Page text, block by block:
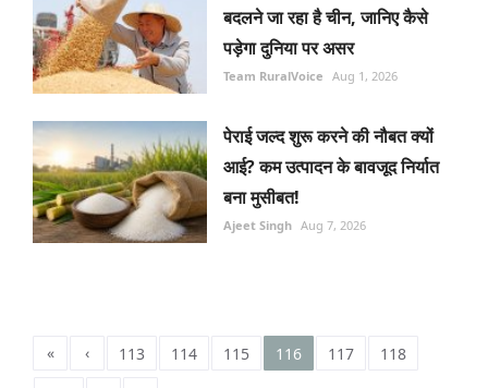
बदलने जा रहा है चीन, जानिए कैसे
पड़ेगा दुनिया पर असर
Team RuralVoice Aug 1, 2026
पेराई जल्द शुरू करने की नौबत क्यों
आई? कम उत्पादन के बावजूद निर्यात
बना मुसीबत!
Ajeet Singh Aug 7, 2026
« ‹ 113 114 115 116 117
118